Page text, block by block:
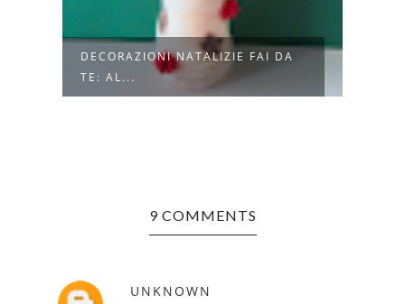
DECORAZIONI NATALIZIE FAI DA
TE: AL...
9 COMMENTS
UNKNOWN